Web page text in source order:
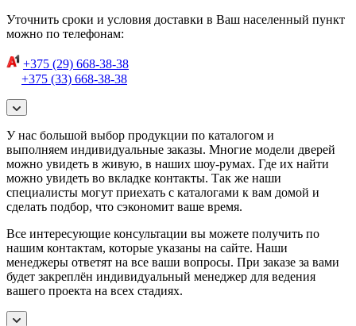
Уточнить сроки и условия доставки в Ваш населенный пункт
можно по телефонам:
+375 (29) 668-38-38
+375 (33) 668-38-38
У нас большой выбор продукции по каталогом и
выполняем индивидуальные заказы. Многие модели дверей
можно увидеть в живую, в наших шоу-румах. Где их найти
можно увидеть во вкладке контакты. Так же наши
специалисты могут приехать с каталогами к вам домой и
сделать подбор, что сэкономит ваше время.
Все интересующие консультации вы можете получить по
нашим контактам, которые указаны на сайте. Наши
менеджеры ответят на все ваши вопросы. При заказе за вами
будет закреплён индивидуальный менеджер для ведения
вашего проекта на всех стадиях.